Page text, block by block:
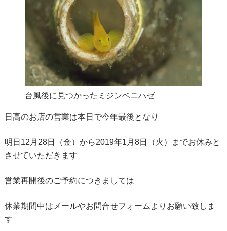
台風後に見つかったミジンベニハゼ
日高のお店の営業は本日で今年最後となり
明日12月28日（金）から2019年1月8日（火）までお休みと
させていただきます
営業再開後のご予約につきましては
休業期間中はメールやお問合せフォームよりお願い致しま
す